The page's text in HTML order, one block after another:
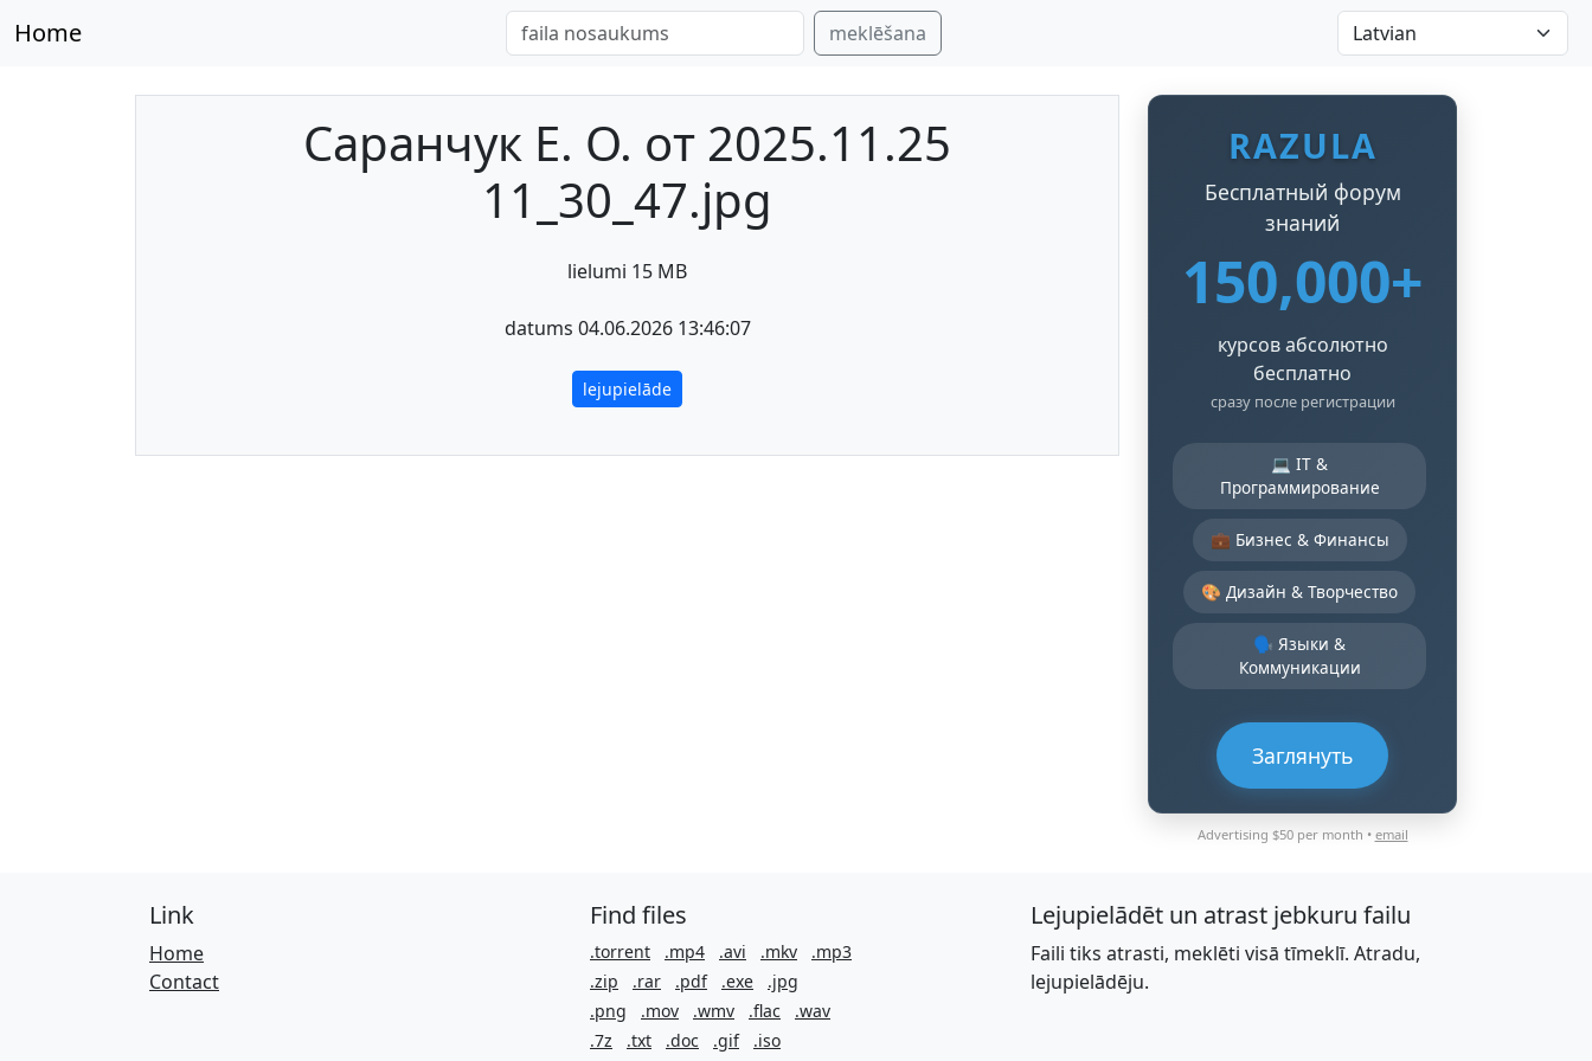
Home meklēšana
Саранчук Е. О. от 2025.11.25
11_30_47.jpg
lielumi 15 MB
datums 04.06.2026 13:46:07
lejupielāde
RAZULA
Бесплатный форум
знаний
150,000+
курсов абсолютно
бесплатно
сразу после регистрации
💻 IT &
Программирование
💼 Бизнес & Финансы
🎨 Дизайн & Творчество
🗣️ Языки &
Коммуникации
Заглянуть
Advertising $50 per month • email
Link
Home
Contact
Find files
.torrent .mp4 .avi .mkv
.mp3
.zip
.rar .pdf .exe
.jpg
.png
.mov .wmv .flac
.wav
.7z
.txt .doc .gif .iso
Lejupielādēt un atrast jebkuru failu
Faili tiks atrasti, meklēti visā tīmeklī. Atradu,
lejupielādēju.